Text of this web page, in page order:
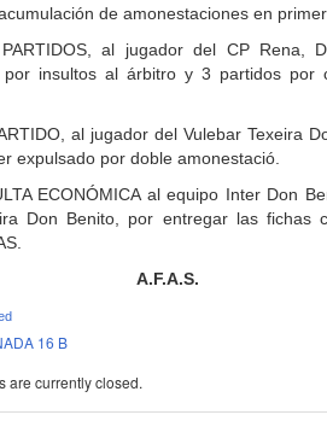
de amonestaciones en primer
al jugador del CP Rena,
insultos al árbitro y 3 partidos por
al jugador del Vulebar Texeira
expulsado por doble amonestació.
ECONÓMICA al equipo Inter Don
Don Benito, por entregar las fichas
A.F.A.S.
16 B
are currently closed.